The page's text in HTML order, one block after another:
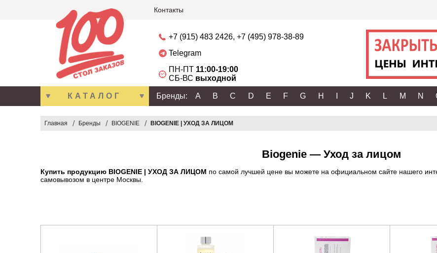
Контакты
+7 (915) 483 2426, +7 (495) 978-38-89
Telegram
ПН-ПТ 11:00-19:00
СБ-ВС выходной
КАТАЛОГ Бренды: A B C D E F G H J K L M N
Главная Бренды BIOGENIE BIOGENIE | УХОД ЗА ЛИЦОМ
Biogenie — Уход за лицом
Купить продукцию BIOGENIE | УХОД ЗА ЛИЦОМ по самой лучшей цене вы можете на официальном сайте нашего
самовывозом в центре Москвы.